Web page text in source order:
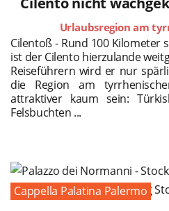
Urlaubsregion am
Cilentoß - Rund 100 Kilometer
ist der Cilento hierzulande
Reiseführern wird er nur
die Region am
attraktiver kaum sein:
Felsbuchten ...
Cappella Palatina Palermo